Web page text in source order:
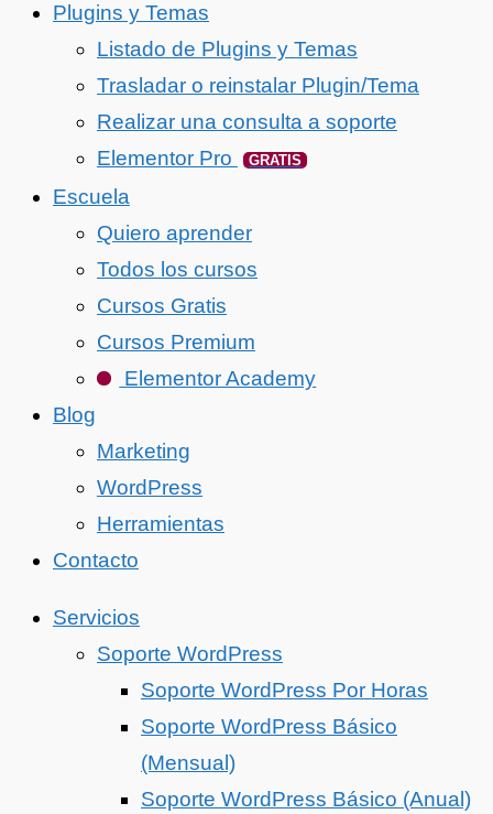
Plugins y Temas
Listado de Plugins y Temas
Trasladar o reinstalar Plugin/Tema
Realizar una consulta a soporte
Elementor Pro
GRATIS
Escuela
Quiero aprender
Todos los cursos
Cursos Gratis
Cursos Premium
Elementor Academy
Blog
Marketing
WordPress
Herramientas
Contacto
Servicios
Soporte WordPress
Soporte WordPress Por Horas
Soporte WordPress Básico
(Mensual)
Soporte WordPress Básico (Anual)